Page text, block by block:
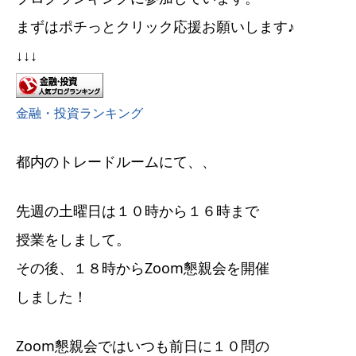
まずはポチっとクリック応援お願いします♪
↓↓↓
金融・投資ランキング
都内のトレードルームにて、、
先週の土曜日は１０時から１６時まで
授業をしまして。
その後、１８時からZoom懇親会を開催
しました！
Zoom懇親会ではいつも前日に１０問の